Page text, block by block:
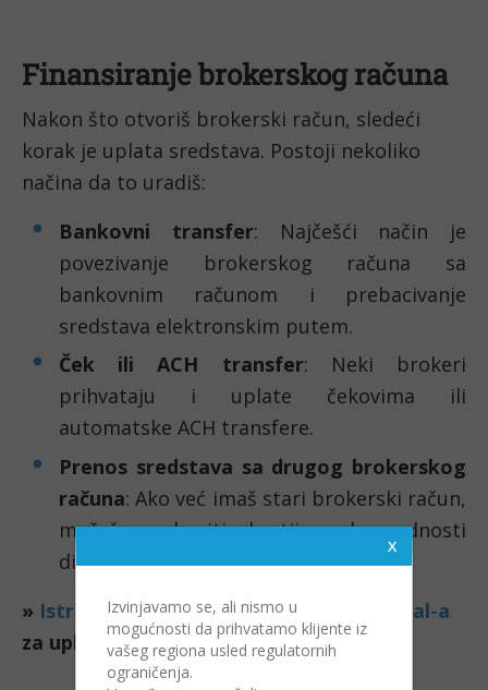
Finansiranje brokerskog računa
Nakon što otvoriš brokerski račun, sledeći
korak je uplata sredstava. Postoji nekoliko
načina da to uradiš:
Bankovni transfer: Najčešći način je
povezivanje brokerskog računa sa
bankovnim računom i prebacivanje
sredstava elektronskim putem.
Ček ili ACH transfer: Neki brokeri
prihvataju i uplate čekovima ili
automatske ACH transfere.
Prenos sredstava sa drugog brokerskog
računa: Ako već imaš stari brokerski račun,
možeš prebaciti hartije od vrednosti
direktno na novi.
» Istraži razlike između Netellera i PayPal-a
za uplatu sredstava
Izvinjavamo se, ali nismo u
mogućnosti da prihvatamo klijente iz
vašeg regiona usled regulatornih
ograničenja.